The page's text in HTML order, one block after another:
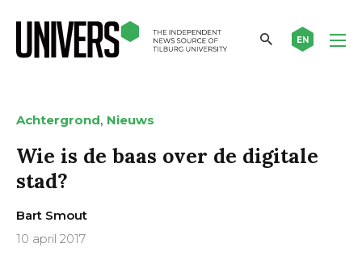
EN
Achtergrond, Nieuws
Wie is de baas over de digitale
stad?
Bart Smout
10 april 2017